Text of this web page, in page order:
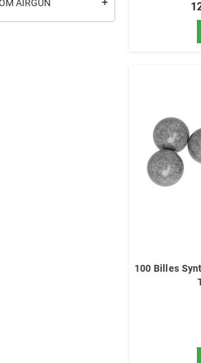
AIRGUN add
100 Billes